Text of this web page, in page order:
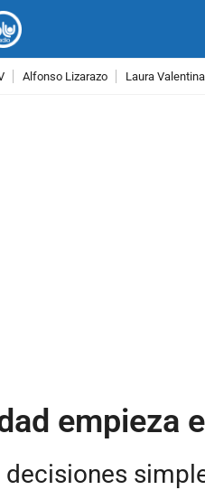
Alfonso Lizarazo Laura
empieza